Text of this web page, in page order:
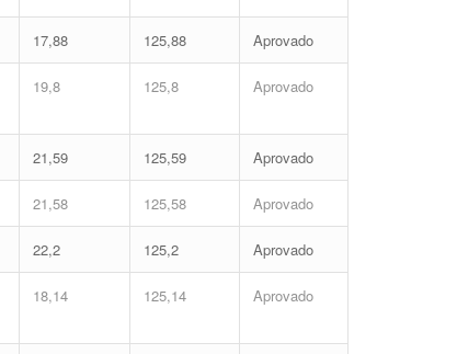
17,88 125,88 Aprovado
19,8 125,8 Aprovado
21,59 125,59 Aprovado
21,58 125,58 Aprovado
22,2 125,2 Aprovado
18,14 125,14 Aprovado